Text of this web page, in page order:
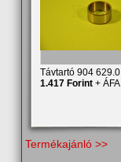
Távtartó 904 629.0
1.417 Forint + ÁFA
Termékajánló >>